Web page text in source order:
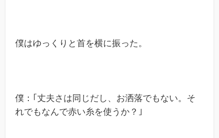
僕はゆっくりと首を横に振った。
僕：｢丈夫さは同じだし、お洒落でもない。そ
れでもなんで赤い糸を使うか？｣